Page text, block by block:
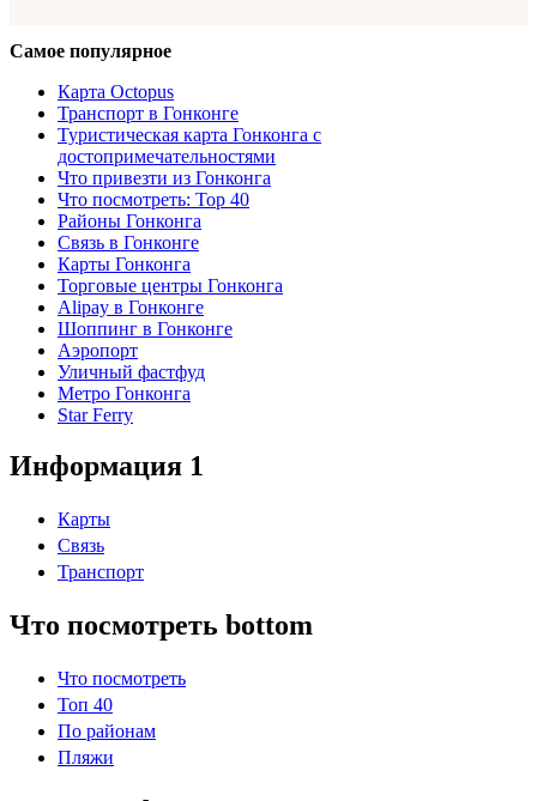
Самое популярное
Карта Octopus
Транспорт в Гонконге
Туристическая карта Гонконга с
достопримечательностями
Что привезти из Гонконга
Что посмотреть: Top 40
Районы Гонконга
Связь в Гонконге
Карты Гонконга
Торговые центры Гонконга
Alipay в Гонконге
Шоппинг в Гонконге
Аэропорт
Уличный фастфуд
Метро Гонконга
Star Ferry
Информация 1
Карты
Связь
Транспорт
Что посмотреть bottom
Что посмотреть
Топ 40
По районам
Пляжи